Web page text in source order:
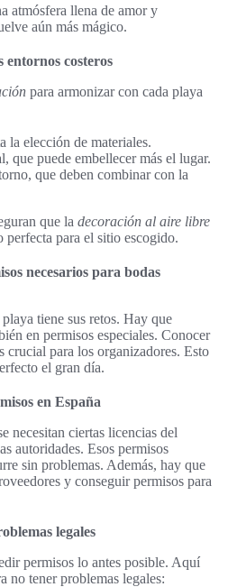
atmósfera llena de amor y
aún más mágico.
entornos costeros
para armonizar con cada playa
la elección de materiales.
que puede embellecer más el lugar.
que deben combinar con la
que la decoración al aire libre
perfecta para el sitio escogido.
necesarios para bodas
tiene sus retos. Hay que
en permisos especiales. Conocer
crucial para los organizadores. Esto
el gran día.
en España
necesitan ciertas licencias del
autoridades. Esos permisos
sin problemas. Además, hay que
y conseguir permisos para
legales
permisos lo antes posible. Aquí
no tener problemas legales: